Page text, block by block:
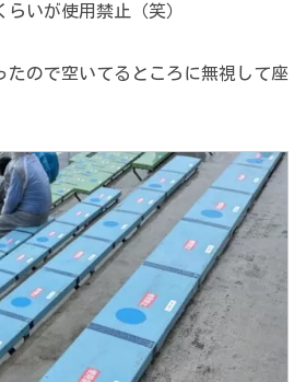
いが使用禁止（笑）
たので空いてるところに無視して座